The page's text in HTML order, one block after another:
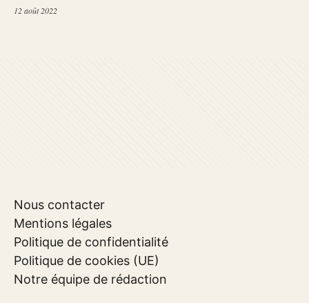
12 août 2022
Nous contacter
Mentions légales
Politique de confidentialité
Politique de cookies (UE)
Notre équipe de rédaction